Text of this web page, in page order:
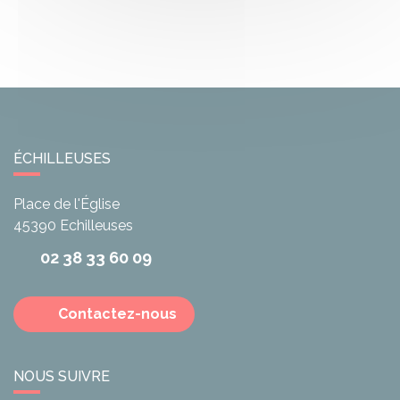
ÉCHILLEUSES
Place de l'Église
45390 Echilleuses
02 38 33 60 09
Contactez-nous
NOUS SUIVRE